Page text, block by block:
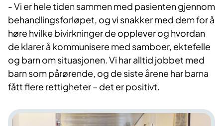
- Vi er hele tiden sammen med pasienten gjennom
behandlingsforløpet, og vi snakker med dem for å
høre hvilke bivirkninger de opplever og hvordan
de klarer å kommunisere med samboer, ektefelle
og barn om situasjonen. Vi har alltid jobbet med
barn som pårørende, og de siste årene har barna
fått flere rettigheter – det er positivt.